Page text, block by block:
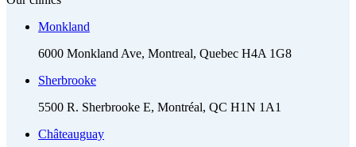
Monkland
6000 Monkland Ave, Montreal, Quebec H4A 1G8
Sherbrooke
5500 R. Sherbrooke E, Montréal, QC H1N 1A1
Châteauguay